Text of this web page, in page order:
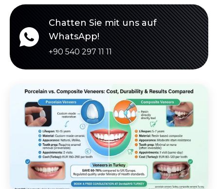
Chatten Sie mit uns auf
WhatsApp!
+90 540 297 11 11